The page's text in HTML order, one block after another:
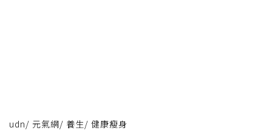
udn/ 元氣網/ 養生/ 健康瘦身